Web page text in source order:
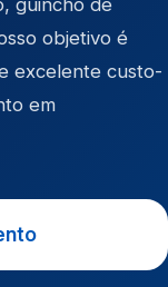
, guincho de
objetivo é
excelente custo-
em